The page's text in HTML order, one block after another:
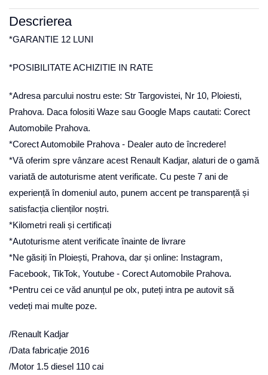
Descrierea
*GARANTIE 12 LUNI
*POSIBILITATE ACHIZITIE IN RATE
*Adresa parcului nostru este: Str Targovistei, Nr 10, Ploiesti,
Prahova. Daca folositi Waze sau Google Maps cautati: Corect
Automobile Prahova.
*Corect Automobile Prahova - Dealer auto de încredere!
*Vă oferim spre vânzare acest Renault Kadjar, alaturi de o gamă
variată de autoturisme atent verificate. Cu peste 7 ani de
experiență în domeniul auto, punem accent pe transparență și
satisfacția clienților noștri.
*Kilometri reali și certificați
*Autoturisme atent verificate înainte de livrare
*Ne găsiți în Ploiești, Prahova, dar și online: Instagram,
Facebook, TikTok, Youtube - Corect Automobile Prahova.
*Pentru cei ce văd anunțul pe olx, puteți intra pe autovit să
vedeți mai multe poze.
/Renault Kadjar
/Data fabricație 2016
/Motor 1.5 diesel 110 cai